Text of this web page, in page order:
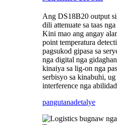
Ang DS18B20 output
dili attenuate sa taas
Kini mao ang angay
point temperatura
pagsukod gipasa sa
nga digital nga
kinaiya sa lig-on nga
serbisyo sa kinabuhi,
interference nga
pangutanadetalye